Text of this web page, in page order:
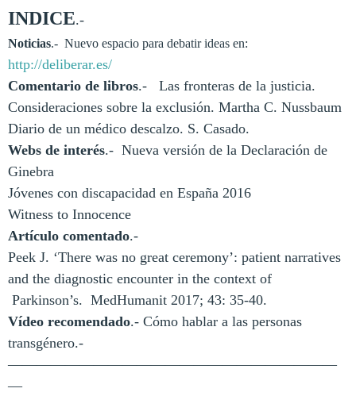
INDICE.-
Noticias.- Nuevo espacio para debatir ideas en:
http://deliberar.es/
Comentario de libros.- Las fronteras de la justicia.
Consideraciones sobre la exclusión. Martha C. Nussbaum
Diario de un médico descalzo. S. Casado.
Webs de interés.- Nueva versión de la Declaración de
Ginebra
Jóvenes con discapacidad en España 2016
Witness to Innocence
Artículo comentado.-
Peek J. ‘There was no great ceremony’: patient narratives
and the diagnostic encounter in the context of
Parkinson’s. MedHumanit 2017; 43: 35-40.
Vídeo recomendado.- Cómo hablar a las personas
transgénero.-
———————————————————————
—